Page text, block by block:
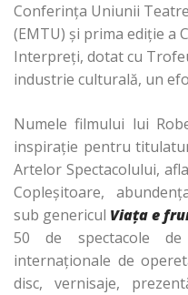
Conferinţa Uniunii
(EMTU) şi prima ediţie a
Interpreţi, dotat cu
industrie culturală, un
Numele filmului lui
inspiraţie pentru
Artelor Spectacolului,
Copleşitoare,
sub genericul Viaţa e
50 de spectacole
internaţionale de
disc, vernisaje,